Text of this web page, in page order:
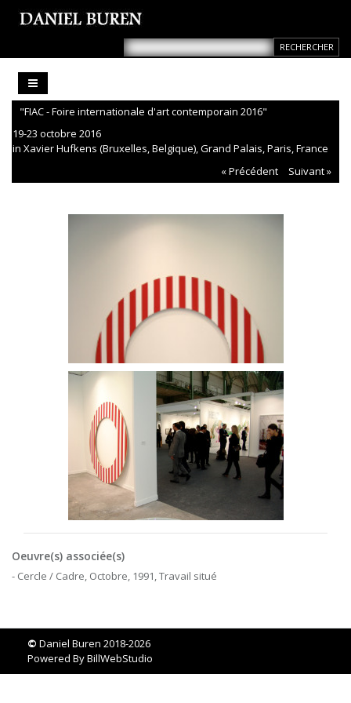
"FIAC - Foire internationale d'art contemporain 2016"
19-23 octobre 2016
in Xavier Hufkens (Bruxelles, Belgique), Grand Palais, Paris, France
« Précédent
Suivant »
Oeuvre(s) associée(s)
- Cercle / Cadre, Octobre, 1991, Travail situé
© Daniel Buren 2018-2026
Powered ByBillWebStudio